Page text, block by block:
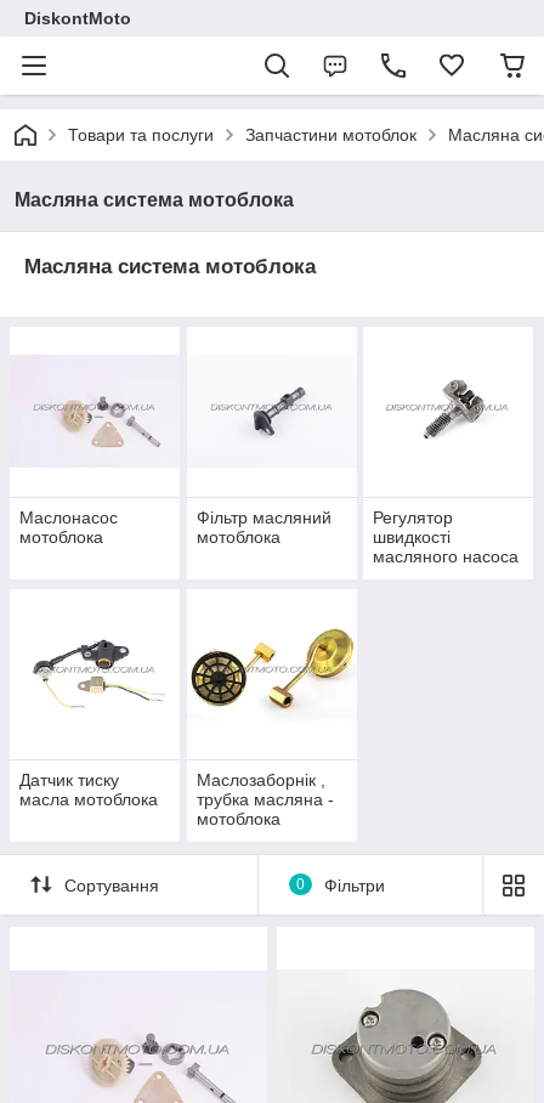
DiskontMoto
Товари та послуги Запчастини мотоблок Масляна
Масляна система мотоблока
Масляна система мотоблока
Маслонасос
мотоблока
Фільтр масляний
мотоблока
Регулятор
швидкості
масляного насоса
Датчик тиску
масла мотоблока
Маслозаборнік ,
трубка масляна -
мотоблока
Сортування 0 Фільтри